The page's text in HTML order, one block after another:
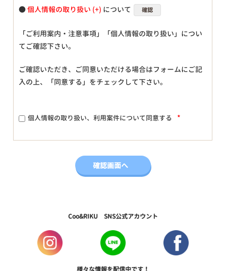
●個人情報の取り扱い について 確認
「ご利用案内・注意事項」「個人情報の取り扱い」につい
てご確認下さい。
ご確認いただき、ご同意いただける場合はフォームにご記
入の上、「同意する」をチェックして下さい。
個人情報の取り扱い、利用案件について同意する *
Coo&RIKU SNS公式アカウント
様々な情報を配信中です！